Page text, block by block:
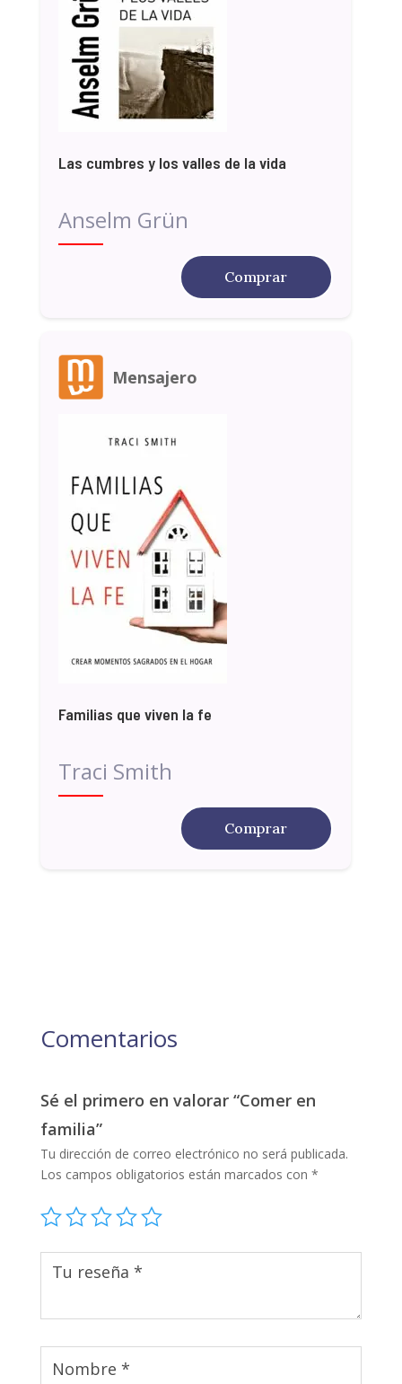
Las cumbres y los valles de la vida
Anselm Grün
Comprar
Mensajero
Familias que viven la fe
Traci Smith
Comprar
Comentarios
Sé el primero en valorar “Comer en
familia”
Tu dirección de correo electrónico no será publicada.
Los campos obligatorios están marcados con *